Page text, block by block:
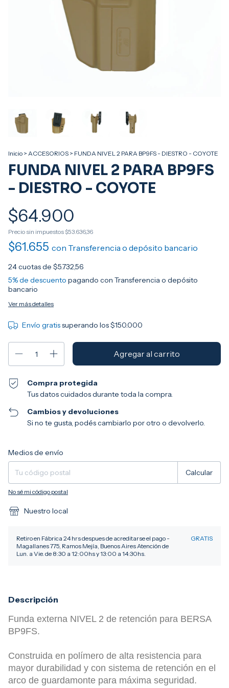
Inicio > ACCESORIOS > FUNDA NIVEL 2 PARA BP9FS - DIESTRO - COYOTE
FUNDA NIVEL 2 PARA BP9FS
- DIESTRO - COYOTE
$64.900
Precio sin impuestos$53.636,36
$61.655 con Transferencia o depósito bancario
24cuotas de $5.732,56
5% de descuento pagando con Transferencia o depósito
bancario
Ver más detalles
Envío gratissuperando los$150.000
Compra protegida
Tus datos cuidados durante toda la compra.
Cambios y devoluciones
Si no te gusta, podés cambiarlo por otro o devolverlo.
Entregas para el CP:
Medios de envío
Calcular
No sé mi código postal
Nuestro local
Retiro en Fábrica 24 hrs despues de acreditarse el pago -
Magallanes 775, Ramos Mejía, Buenos Aires Atención de
Lun. a Vie. de 8:30 a 12:00hs y 13:00 a 14:30hs.
GRATIS
Descripción
Funda externa NIVEL 2 de retención para BERSA
BP9FS.
Construida en polímero de alta resistencia para
mayor durabilidad y con sistema de retención en el
arco de guardamonte para máxima seguridad.